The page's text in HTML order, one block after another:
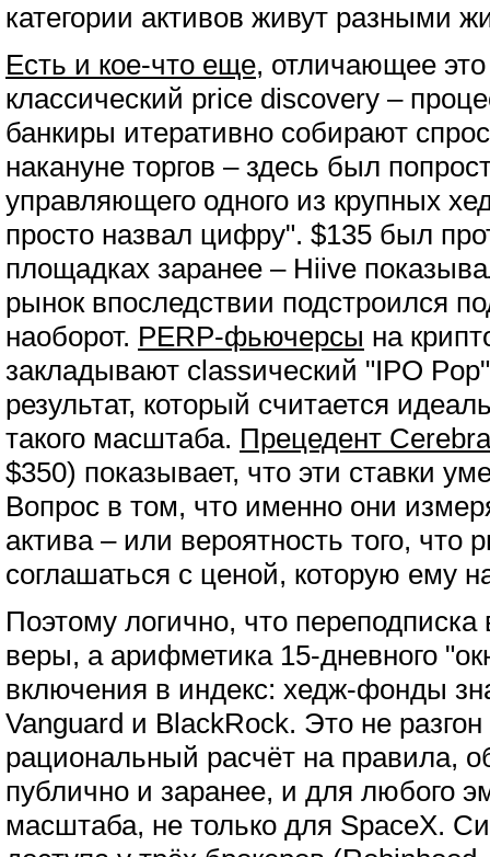
категории активов живут разными
Есть и кое-что еще, отличающее это
классический price discovery –
банкиры итеративно собирают
накануне торгов – здесь был
управляющего одного из крупных
просто назвал цифру". $135 был
площадках заранее – Hiive
рынок впоследствии подстроился
наоборот. PERP-фьючерсы на
закладывают classический "IPO
результат, который считается
такого масштаба. Прецедент
$350) показывает, что эти ставки
Вопрос в том, что именно они
актива – или вероятность того, что
соглашаться с ценой, которую ему
Поэтому логично, что переподписка
веры, а арифметика 15-дневного
включения в индекс: хедж-фонды
Vanguard и BlackRock. Это не разгон
рациональный расчёт на правила,
публично и заранее, и для любого
масштаба, не только для SpaceX.